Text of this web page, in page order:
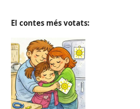
El contes més votats: